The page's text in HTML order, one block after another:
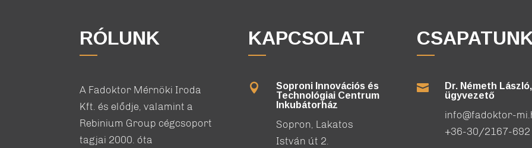
RÓLUNK
A Fadoktor Mérnöki Iroda
Kft. és elődje, valamint a
Rebinium Group cégcsoport
tagjai 2000. óta
KAPCSOLAT

Soproni Innovációs és
Technológiai Centrum
Inkubátorház
Sopron, Lakatos
István út 2.

Dr. Németh László,
ügyvezető
info@fadoktor-
+36-30/2167-692